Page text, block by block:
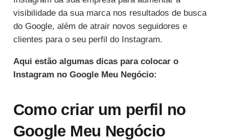
visibilidade da sua marca nos resultados de busca
do Google, além de atrair novos seguidores e
clientes para o seu perfil do Instagram.
Aqui estão algumas dicas para colocar o
Instagram no Google Meu Negócio:
Como criar um perfil no
Google Meu Negócio